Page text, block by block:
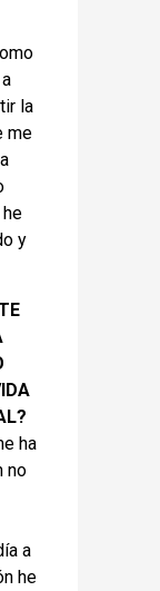
la
me
y
ha
no
a
he